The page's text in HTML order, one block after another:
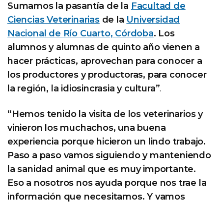
Sumamos la pasantía de la Facultad de
Ciencias Veterinariasde la Universidad
Nacional de Río Cuarto, Córdoba. Los
alumnos y alumnas de quinto año vienen a
hacer prácticas, aprovechan para conocer a
los productores y productoras, para conocer
la región, la idiosincrasia y cultura”.
“Hemos tenido la visita de los veterinarios y
vinieron los muchachos, una buena
experiencia porque hicieron un lindo trabajo.
Paso a paso vamos siguiendo y manteniendo
la sanidad animal que es muy importante.
Eso a nosotros nos ayuda porque nos trae la
información que necesitamos. Y vamos